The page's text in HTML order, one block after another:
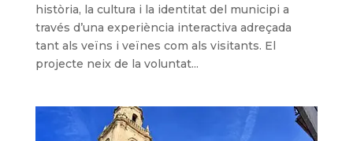
història, la cultura i la identitat del municipi a
través d’una experiència interactiva adreçada
tant als veïns i veïnes com als visitants. El
projecte neix de la voluntat...